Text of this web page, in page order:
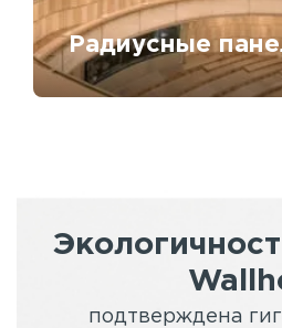
Радиусные
подтверждена